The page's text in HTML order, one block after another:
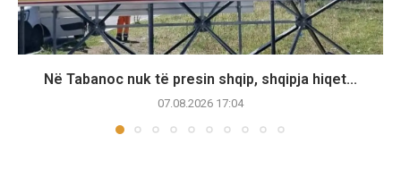
Në Tabanoc nuk të presin shqip, shqipja hiqet...
07.08.2026 17:04